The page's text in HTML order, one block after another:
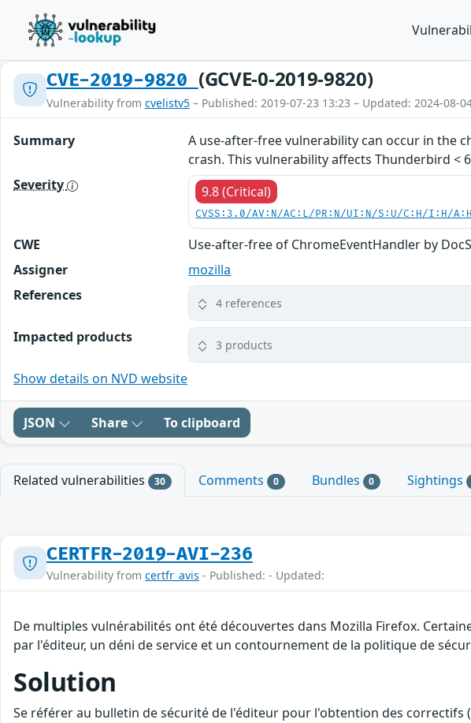
CVE-2019-9820 (GCVE-0-2019-9820)
Vulnerability from cvelistv5 – Published: 2019-07-23 13:23 – Updated: 2024-08-
Summary
A use-after-free vulnerability can occur in the
crash. This vulnerability affects Thunderbird <
Severity
9.8 (Critical)
CVSS:3.0/AV:N/AC:L/PR:N/UI:N/S:U/C:H/I:H/A:H
CWE
Use-after-free of ChromeEventHandler by
Assigner
mozilla
References
4 references
Impacted products 3 products
Show details on NVD website
JSON Share To clipboard
Related vulnerabilities 30 Comments 0 Bundles 0 Sightings
CERTFR-2019-AVI-236
Vulnerability from certfr_avis - Published: - Updated:
De multiples vulnérabilités ont été découvertes dans Mozilla Firefox.
par l'éditeur, un déni de service et un contournement de la politique de
Solution
Se référer au bulletin de sécurité de l'éditeur pour l'obtention des correctifs